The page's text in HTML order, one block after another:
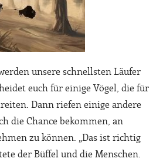
unsere schnellsten Läufer
euch für einige Vögel, die für
Dann riefen einige andere
die Chance bekommen, an
zu können. „Das ist richtig
der Büffel und die Menschen.